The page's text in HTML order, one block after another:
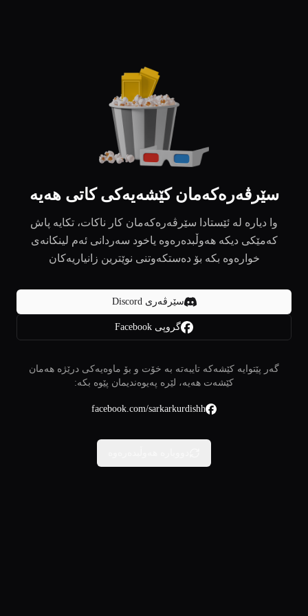
سێرڤەرەکەمان کێشەیەکی کاتی هەیە
وا دیارە لە ئێستادا سێرڤەرەکەمان کار ناکات، تکایە پاش
کەمێکی دیکە هەوڵبدەرەوە یاخود سەردانی ئەم لینکانەی
خوارەوە بکە بۆ دەستکەوتنی نوێترین زانیاریەکان
سێرڤەری Discord
گروپی Facebook
گەر پێتوایە کێشەکە تایبەتە بە خۆت و بۆ ماوەیەکی درێژە هەمان
کێشەت هەیە، لێرە پەیوەندیمان پێوە بکە:
facebook.com/sarkarkurdishh